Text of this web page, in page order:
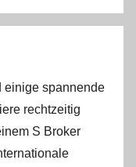
einige spannende
rechtzeitig
S Broker